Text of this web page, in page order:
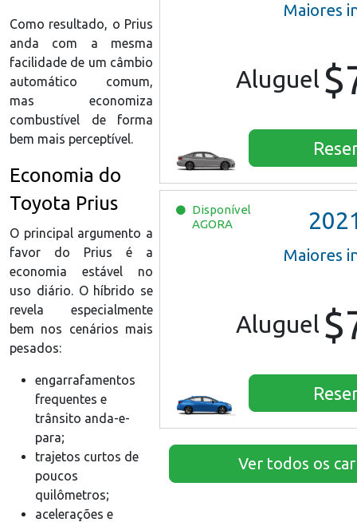
Maiores
Aluguel
Disponível
AGORA
Maiores
Aluguel
Ver todos os
Como resultado, o Prius
anda com a mesma
facilidade de um câmbio
automático comum,
mas economiza
combustível de forma
bem mais perceptível.
Economia do
Toyota Prius
O principal argumento a
favor do Prius é a
economia estável no
uso diário. O híbrido se
revela especialmente
bem nos cenários mais
pesados:
engarrafamentos
frequentes e
trânsito anda-e-
para;
trajetos curtos de
poucos
quilômetros;
acelerações e